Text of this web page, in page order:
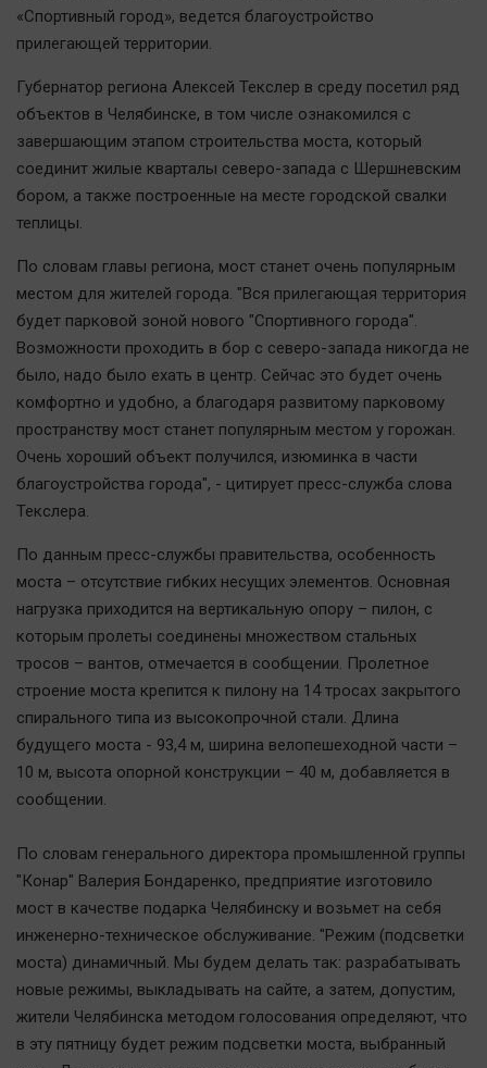
Hедвижимость
Образование
Автомобили
XX век: криминальные уроки
Банки
Медиаграмотность
Медицина
Новости компаний
Прогулки по городу Ч
Спецпроект
Статистика
Челябинск космический
Другие рубрики
Bookworms
English version
Актуальная тема
Афиша
Быстрый медиазавод
Вирус чтения
Вкусное
Гороскоп
ЖКХ
Интервью
Качество жизни
Конкурс
Народная журналистика
Наука
«Спортивный город», ведется благоустройство
прилегающей территории.
Губернатор региона Алексей Текслер в среду посетил ряд
объектов в Челябинске, в том числе ознакомился с
завершающим этапом строительства моста, который
соединит жилые кварталы северо-запада с Шершневским
бором, а также построенные на месте городской свалки
теплицы.
По словам главы региона, мост станет очень популярным
местом для жителей города. "Вся прилегающая территория
будет парковой зоной нового "Спортивного города".
Возможности проходить в бор с северо-запада никогда не
было, надо было ехать в центр. Сейчас это будет очень
комфортно и удобно, а благодаря развитому парковому
пространству мост станет популярным местом у горожан.
Очень хороший объект получился, изюминка в части
благоустройства города", - цитирует пресс-служба слова
Текслера.
По данным пресс-службы правительства, особенность
моста – отсутствие гибких несущих элементов. Основная
нагрузка приходится на вертикальную опору – пилон, с
которым пролеты соединены множеством стальных
тросов – вантов, отмечается в сообщении. Пролетное
строение моста крепится к пилону на 14 тросах закрытого
спирального типа из высокопрочной стали. Длина
будущего моста - 93,4 м, ширина велопешеходной части –
10 м, высота опорной конструкции – 40 м, добавляется в
сообщении.
По словам генерального директора промышленной группы
"Конар" Валерия Бондаренко, предприятие изготовило
мост в качестве подарка Челябинску и возьмет на себя
инженерно-техническое обслуживание. "Режим (подсветки
моста) динамичный. Мы будем делать так: разрабатывать
новые режимы, выкладывать на сайте, а затем, допустим,
жители Челябинска методом голосования определяют, что
в эту пятницу будет режим подсветки моста, выбранный